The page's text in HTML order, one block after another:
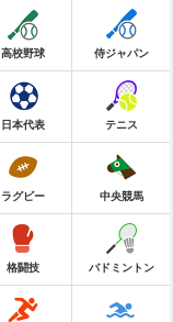
高校野球 侍ジャパン
日本代表 テニス
ラグビー 中央競馬
格闘技 バドミントン